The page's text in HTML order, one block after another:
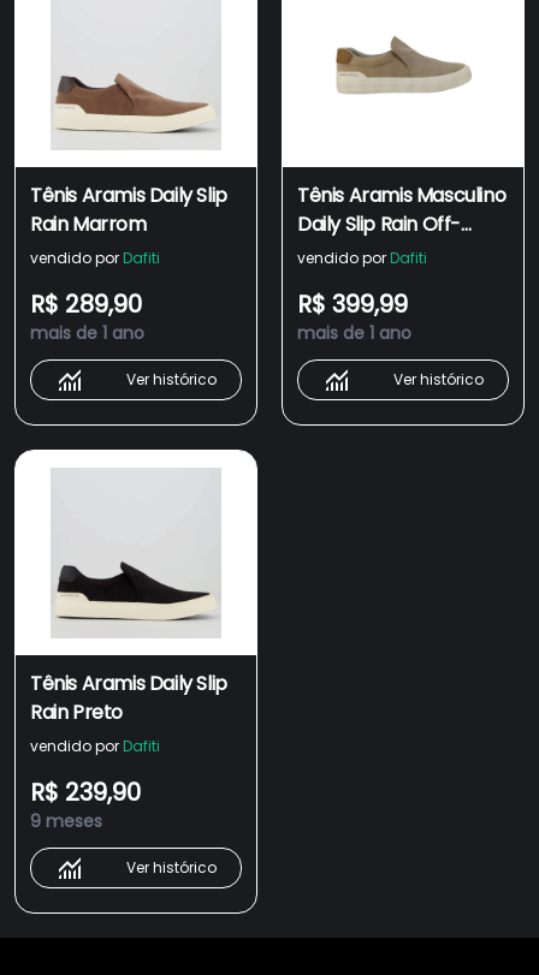
Tênis Aramis Daily Slip
Rain Marrom
vendido por Dafiti
R$ 289,90
mais de 1 ano
Ver histórico
Tênis Aramis Masculino
Daily Slip Rain Off-
White
vendido por Dafiti
R$ 399,99
mais de 1 ano
Ver histórico
Tênis Aramis Daily Slip
Rain Preto
vendido por Dafiti
R$ 239,90
9 meses
Ver histórico